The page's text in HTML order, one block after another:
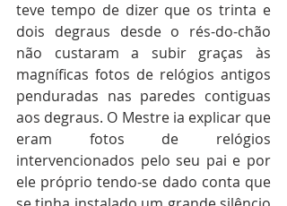
teve tempo de dizer que os trinta e
dois degraus desde o rés-do-chão
não custaram a subir graças às
magníficas fotos de relógios antigos
penduradas nas paredes contiguas
aos degraus. O Mestre ia explicar que
eram fotos de relógios
intervencionados pelo seu pai e por
ele próprio tendo-se dado conta que